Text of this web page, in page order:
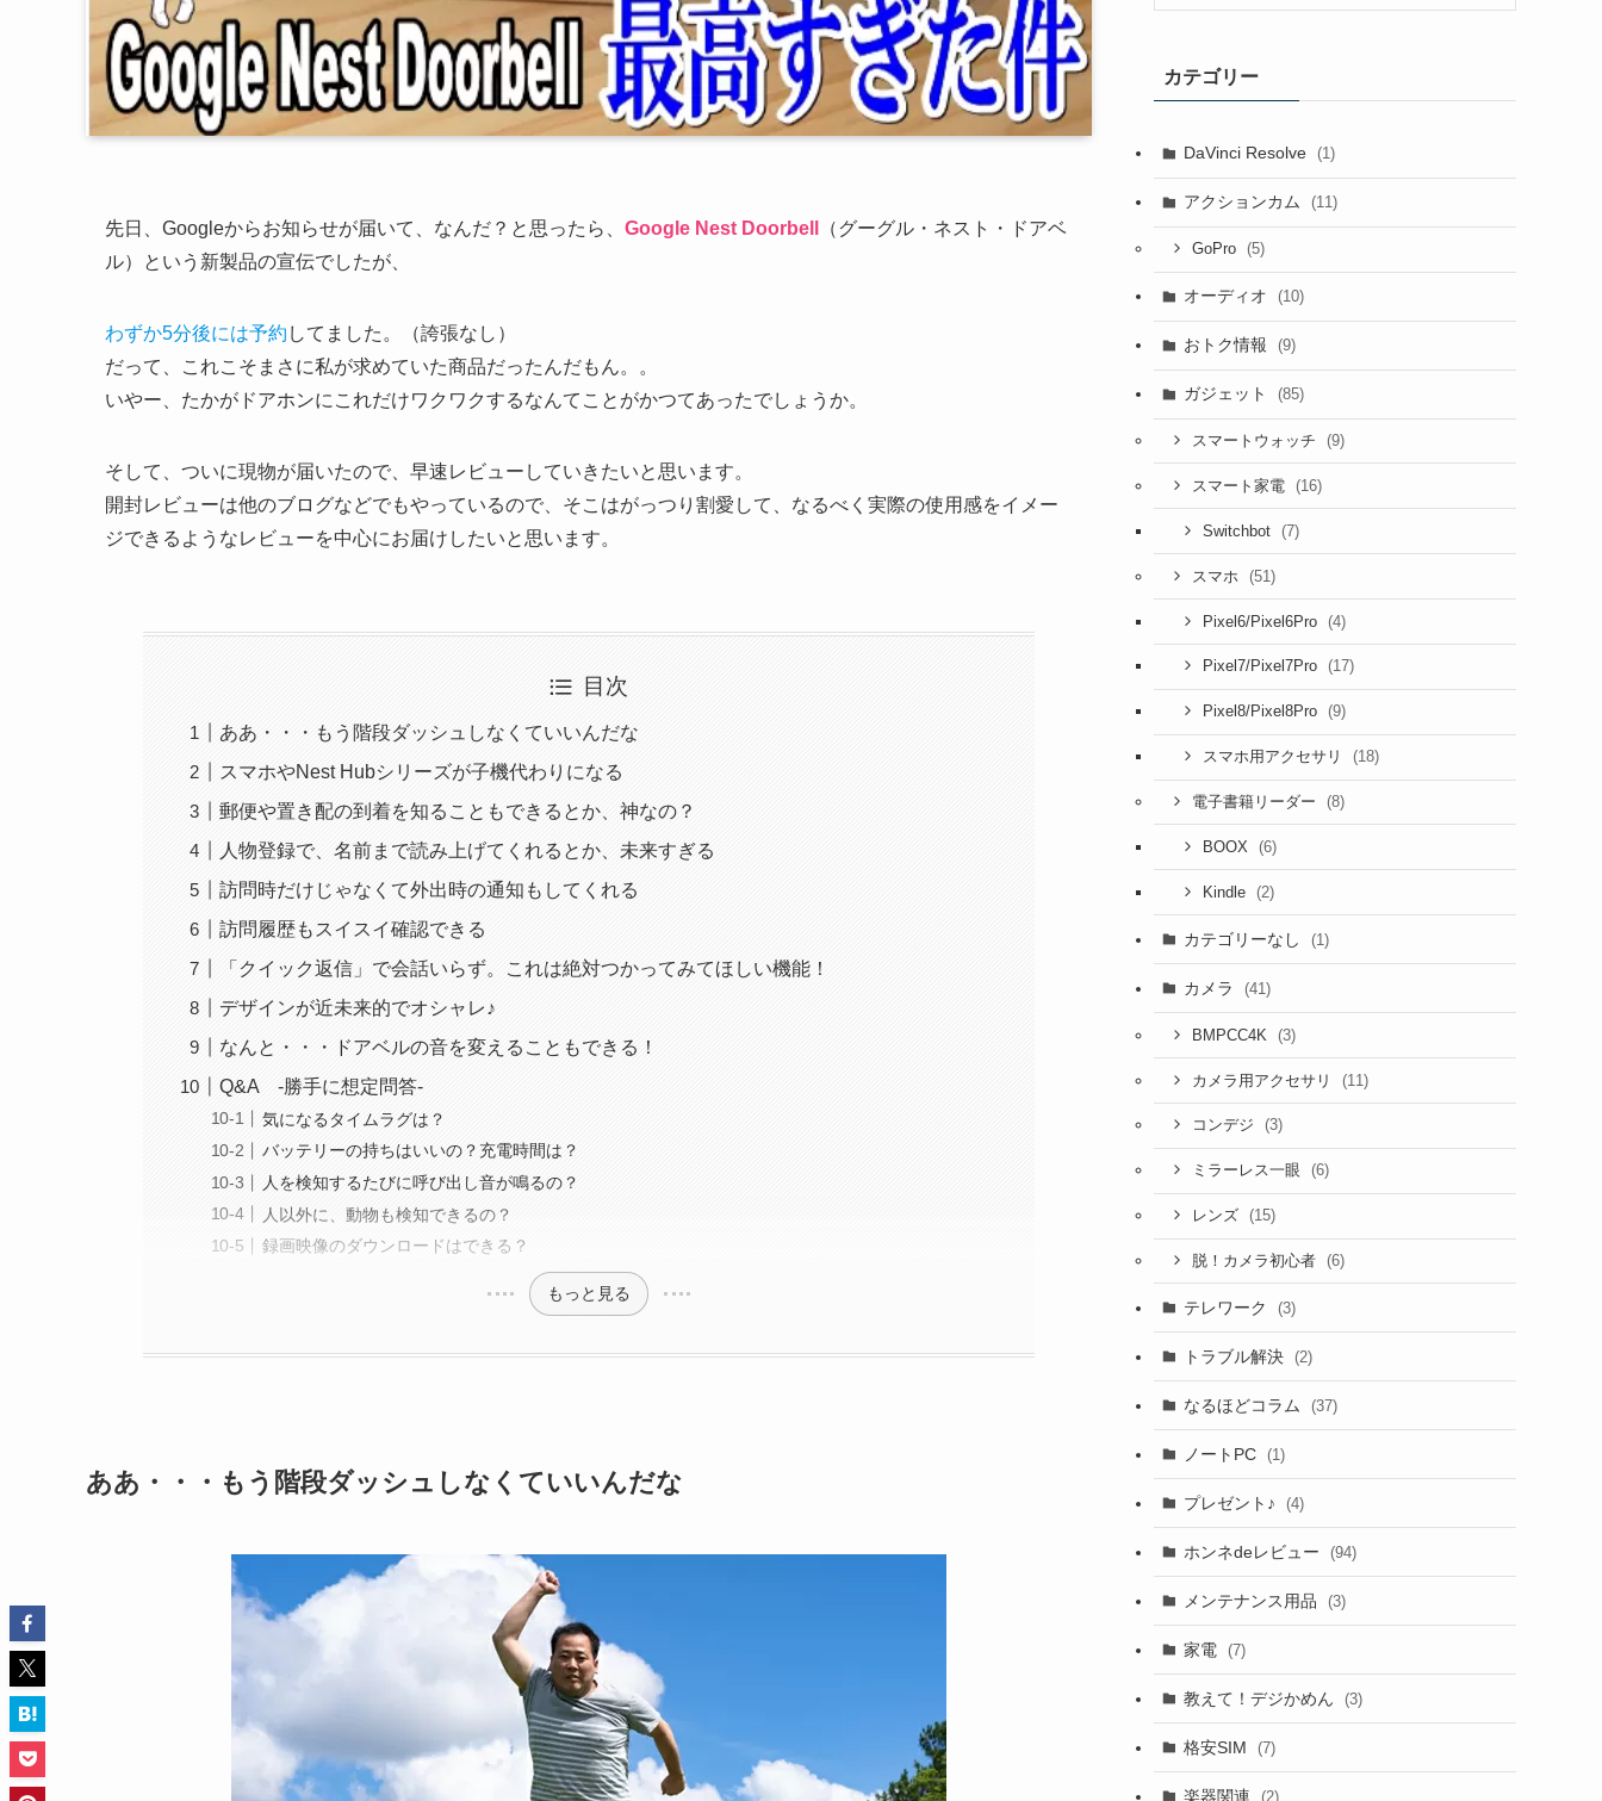
先日、Googleからお知らせが届いて、なんだ？と思ったら、 Google Nest Doorbell
（グーグル・ネスト・ドアベ
ル）という新製品の宣伝でしたが、
わずか5分後には予約 してました。（誇張なし）
だって、これこそまさに私が求めていた商品だったんだもん。。
いやー、たかがドアホンにこれだけワクワクするなんてことがかつてあったでしょうか。
そして、ついに現物が届いたので、早速レビューしていきたいと思います。
開封レビューは他のブログなどでもやっているので、そこはがっつり割愛して、なるべく実際の使用感をイメー
ジできるようなレビューを中心にお届けしたいと思います。
目次
ああ・・・もう階段ダッシュしなくていいんだな
スマホやNest Hubシリーズが子機代わりになる
郵便や置き配の到着を知ることもできるとか、神なの？
人物登録で、名前まで読み上げてくれるとか、未来すぎる
訪問時だけじゃなくて外出時の通知もしてくれる
訪問履歴もスイスイ確認できる
「クイック返信」で会話いらず。これは絶対つかってみてほしい機能！
デザインが近未来的でオシャレ♪
なんと・・・ドアベルの音を変えることもできる！
Q&A -勝手に想定問答-
気になるタイムラグは？
バッテリーの持ちはいいの？充電時間は？
人を検知するたびに呼び出し音が鳴るの？
人以外に、動物も検知できるの？
録画映像のダウンロードはできる？
もっと見る
ああ・・・もう階段ダッシュしなくていいんだな
カテゴリー
DaVinci Resolve (1)
アクションカム (11)
GoPro (5)
オーディオ (10)
おトク情報 (9)
ガジェット (85)
スマートウォッチ (9)
スマート家電 (16)
Switchbot (7)
スマホ (51)
Pixel6/Pixel6Pro (4)
Pixel7/Pixel7Pro (17)
Pixel8/Pixel8Pro (9)
スマホ用アクセサリ (18)
電子書籍リーダー (8)
BOOX (6)
Kindle (2)
カテゴリーなし (1)
カメラ (41)
BMPCC4K (3)
カメラ用アクセサリ (11)
コンデジ (3)
ミラーレス一眼 (6)
レンズ (15)
脱！カメラ初心者 (6)
テレワーク (3)
トラブル解決 (2)
なるほどコラム (37)
ノートPC (1)
プレゼント♪ (4)
ホンネdeレビュー (94)
メンテナンス用品 (3)
家電 (7)
教えて！デジかめん (3)
格安SIM (7)
楽器関連 (2)